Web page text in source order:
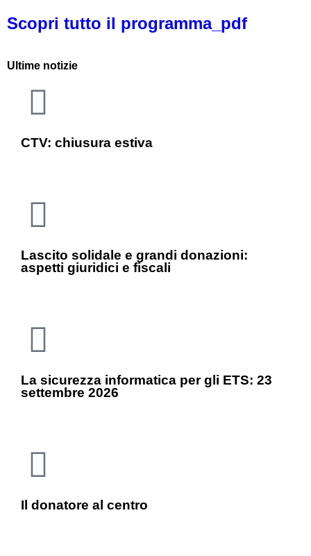
Scopri tutto il programma_pdf
Ultime notizie
CTV: chiusura estiva
Lascito solidale e grandi donazioni:
aspetti giuridici e fiscali
La sicurezza informatica per gli ETS: 23
settembre 2026
Il donatore al centro